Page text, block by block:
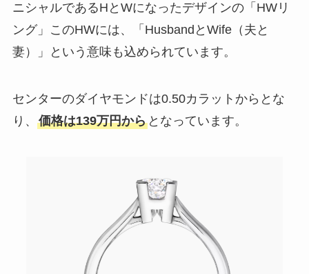
ニシャルであるHとWになったデザインの「HWリ
ング」このHWには、「HusbandとWife（夫と
妻）」という意味も込められています。
センターのダイヤモンドは0.50カラットからとな
り、 価格は139万円からとなっています。